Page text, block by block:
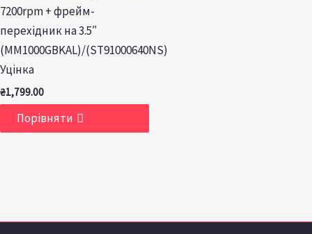
7200rpm + фрейм-
перехідник на 3.5″
(MM1000GBKAL)/(ST91000640NS)
Уцінка
₴1,799.00
Порівняти